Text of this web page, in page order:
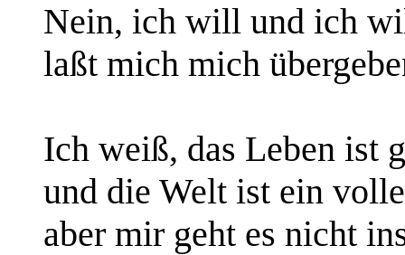
Nein, ich will und ich
laßt mich mich
Ich weiß, das Leben ist
und die Welt ist ein
aber mir geht es nicht